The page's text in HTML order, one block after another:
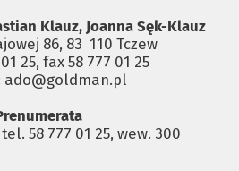
Klauz, Joanna Sęk-Klauz
86, 83 ­ 110 Tczew
25, fax 58 777 01 25
ado@goldman.pl
58 777 01 25, wew. 300